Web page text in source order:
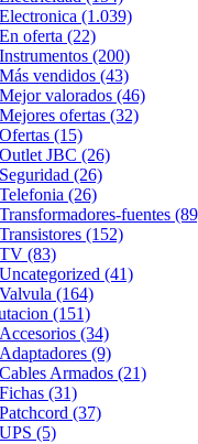
Electronica (1.039)
En oferta (22)
Instrumentos (200)
Más vendidos (43)
Mejor valorados (46)
Mejores ofertas (32)
Ofertas (15)
Outlet JBC (26)
Seguridad (26)
Telefonia (26)
Transformadores-fuentes
Transistores (152)
TV (83)
Uncategorized (41)
Valvula (164)
(151)
Accesorios (34)
Adaptadores (9)
Cables Armados (21)
Fichas (31)
Patchcord (37)
UPS (5)